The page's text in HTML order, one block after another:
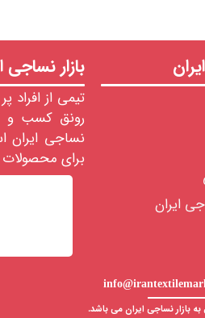
ایران
بازار نساجی
تیمی از افراد
رونق کسب و
نساجی ایران
برای
بازار نساجی ایران می باشد.